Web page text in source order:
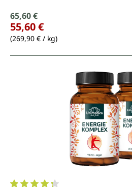
Prezzo di vendita:
Prezzo normale:
65,60 €
55,60 €
(269,90 € / kg)